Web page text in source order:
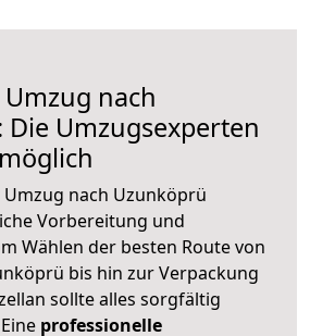
nach
Umzugsexperten
nach Uzunköprü
Vorbereitung und
Wählen der besten Route von
bis hin zur Verpackung
sollte alles sorgfältig
professionelle